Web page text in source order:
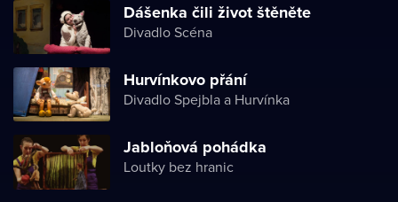
Dášenka čili život štěněte
Divadlo Scéna
Hurvínkovo přání
Divadlo Spejbla a Hurvínka
Jabloňová pohádka
Loutky bez hranic